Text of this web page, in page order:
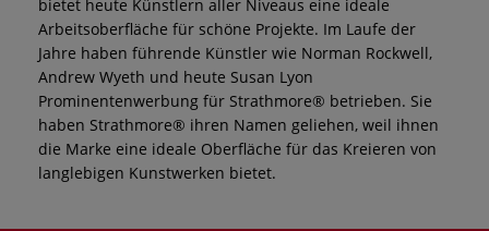
bietet heute Künstlern aller Niveaus eine ideale
Arbeitsoberfläche für schöne Projekte. Im Laufe der
Jahre haben führende Künstler wie Norman Rockwell,
Andrew Wyeth und heute Susan Lyon
Prominentenwerbung für Strathmore® betrieben. Sie
haben Strathmore® ihren Namen geliehen, weil ihnen
die Marke eine ideale Oberfläche für das Kreieren von
langlebigen Kunstwerken bietet.